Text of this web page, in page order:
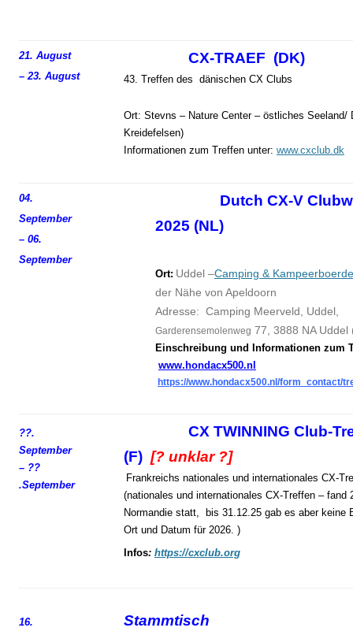
21. August
– 23. August
CX-TRAEF (DK)
43. Treffen des dänischen CX Clubs
Ort: Stevns – Nature Center – östliches Seeland/
Kreidefelsen)
Informationen zum Treffen unter: www.cxclub.dk
04.
September
– 06.
September
Dutch CX-V
2025 (NL)
Ort: Uddel –Camping &
der Nähe von Apeldoorn
Adresse: Camping Meerveld, Uddel,
Garderensemolenweg 77, 3888 NA Uddel
Einschreibung und
nformationen zum
www.hondacx500.nl
https://www.hondacx500.nl/form_contact/
??.
September
– ??
.September
CX TWINNING Club-
(F) [? unklar ?]
Frankreichs nationales und internationales CX-
(nationales und internationales CX-Treffen – fand
Normandie statt, bis 31.12.25 gab es aber keine
Ort und Datum für 2026. )
Infos: https://cxclub.org
16.
Stammtisch